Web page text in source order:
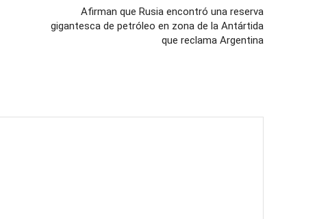
Afirman que Rusia encontró una reserva
gigantesca de petróleo en zona de la Antártida
que reclama Argentina